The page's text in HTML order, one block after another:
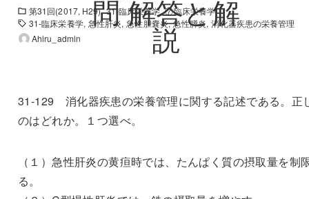
第31回(2017, H29) 31-臨床栄養学 ⑦臨床栄養学
31-臨床栄養学 急性肝炎 急性胆嚢炎 急性膵炎 消化器疾患の栄養管理
Ahiru_admin
31-129 消化器疾患の栄養管理に関する記述である。正
のはどれか。１つ選べ。
（１）急性肝炎の黄疸時では、たんぱく質の摂取量を制
る。